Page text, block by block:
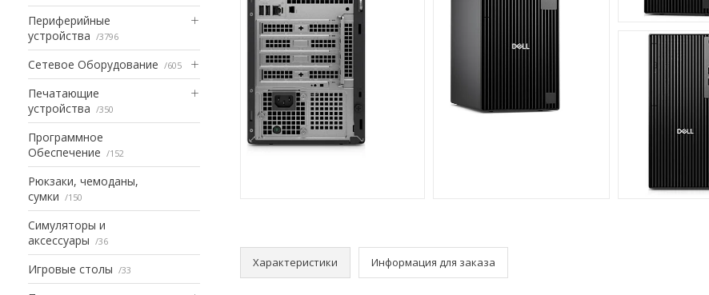
Периферийные
устройства
3796
Сетевое Оборудование 605
Печатающие
устройства
350
Программное
Обеспечение
152
Рюкзаки, чемоданы,
сумки
150
Симуляторы и
аксессуары
36
Игровые столы 33
Характеристики Информация для заказа